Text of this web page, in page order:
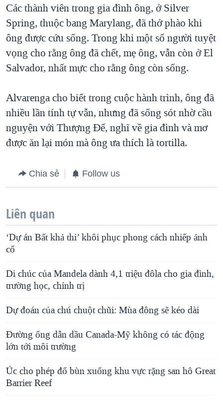
Các thành viên trong gia đình ông, ở Silver
Spring, thuộc bang Marylang, đã thở phào khi
ông được cứu sống. Trong khi một số người tuyệt
vọng cho rằng ông đã chết, mẹ ông, vẫn còn ở El
Salvador, nhất mực cho rằng ông còn sống.
Alvarenga cho biết trong cuộc hành trình, ông đã
nhiều lần tính tự vẫn, nhưng đã sống sót nhờ cầu
nguyện với Thượng Ðế, nghĩ về gia đình và mơ
được ăn lại món mà ông ưa thích là tortilla.
Chia sẻ Follow us
Liên quan
‘Dự án Bất khả thi’ khôi phục phong cách nhiếp ảnh
cổ
Di chúc của Mandela dành 4,1 triệu đôla cho gia đình,
trường học, chính trị
Dự đoán của chú chuột chũi: Mùa đông sẽ kéo dài
Đường ống dẫn dầu Canada-Mỹ không có tác động
lớn tới môi trường
Úc cho phép đổ bùn xuống khu vực rặng san hô Great
Barrier Reef